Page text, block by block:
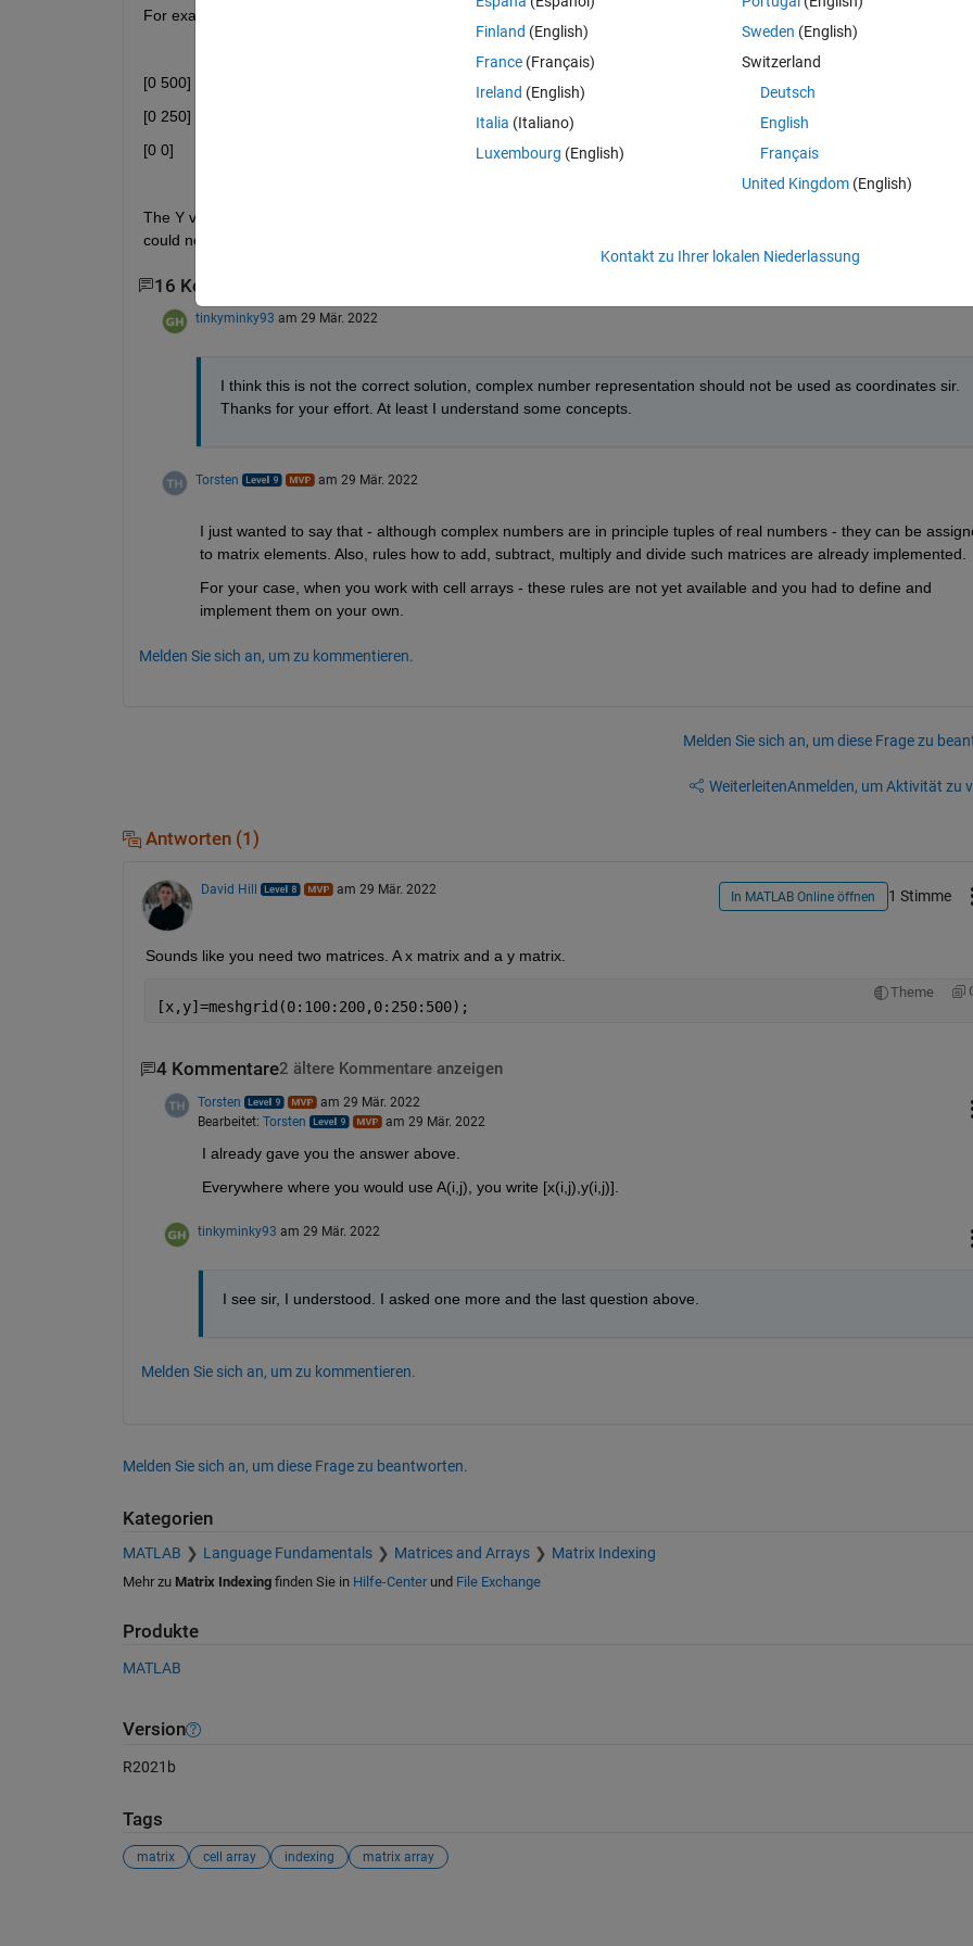
For example I want this matrix to be in the form of:
[0 500]  [100 500]  [200 500]
[0 250]  [100 250]  [200 250]
[0 0]      [100 0]      [200 0]
The Y values are 0, 250, 500 and the X values are 0, 100, 200 respectively. I tried to assign values by using for loop but I
could not achieve the assignment of 2nd element. Can you help me? Thank you.
16 Kommentare
tinkyminky93 am 29 Mär. 2022
I think this is not the correct solution, complex number representation should not be used as coordinates sir.
Thanks for your effort. At least I understand some concepts.
Torsten am 29 Mär. 2022
I just wanted to say that - although complex numbers are in principle tuples of real numbers - they can be
to matrix elements. Also, rules how to add, subtract, multiply and divide such matrices are already implemented.
For your case, when you work with cell arrays - these rules are not yet available and you had to define and
implement them on your own.
Melden Sie sich an, um zu kommentieren.
Melden Sie sich an, um diese Frage zu
WeiterleitenAnmelden, um Aktivität zu
Antworten (1)
David Hill am 29 Mär. 2022 In MATLAB Online öffnen 1 Stimme
Sounds like you need two matrices. A x matrix and a y matrix.
Theme
[x,y]=meshgrid(0:100:200,0:250:500);
4 Kommentare2 ältere Kommentare anzeigen
Torsten
am 29 Mär. 2022
Bearbeitet: Torsten am 29 Mär. 2022
I already gave you the answer above.
Everywhere where you would use A(i,j), you write [x(i,j),y(i,j)].
tinkyminky93 am 29 Mär. 2022
I see sir, I understood. I asked one more and the last question above.
Melden Sie sich an, um zu kommentieren.
Melden Sie sich an, um diese Frage zu beantworten.
Kategorien
MATLAB Language Fundamentals Matrices and Arrays Matrix Indexing
Mehr zu Matrix Indexingfinden Sie in Hilfe-Centerund File Exchange
Produkte
MATLAB
Version
R2021b
Tags
matrix cell array indexing matrix array
Finland (English)
France (Français)
Ireland (English)
Italia (Italiano)
Luxembourg (English)
Sweden (English)
Switzerland
Deutsch
English
Français
United Kingdom(English)
Kontakt zu Ihrer lokalen Niederlassung